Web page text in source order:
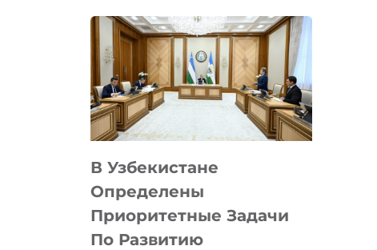
В Узбекистане
Определены
Приоритетные Задачи
По Развитию